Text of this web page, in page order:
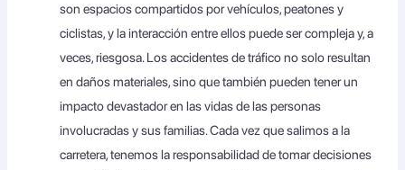
son espacios compartidos por vehículos, peatones y
ciclistas, y la interacción entre ellos puede ser compleja y, a
veces, riesgosa. Los accidentes de tráfico no solo resultan
en daños materiales, sino que también pueden tener un
impacto devastador en las vidas de las personas
involucradas y sus familias. Cada vez que salimos a la
carretera, tenemos la responsabilidad de tomar decisiones